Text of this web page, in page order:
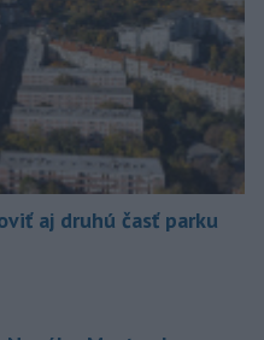
aj druhú časť parku